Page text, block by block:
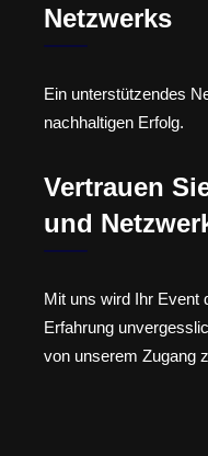
Netzwerks
Ein unterstützendes
nachhaltigen Erfolg.
Vertrauen
und
Mit uns wird Ihr Event
Erfahrung
von unserem Zugang